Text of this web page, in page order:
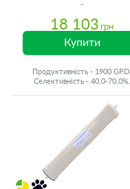
18 103 грн
Купити
Продуктивність - 1900 GPD,
Селективність - 40,0-70,0%,